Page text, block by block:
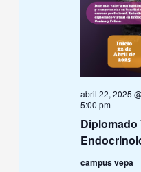
Diplomado
abril 22, 2025
5:00 pm
campus vepa